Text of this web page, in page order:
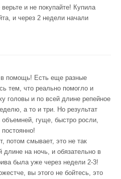
и не покупайте! Купила
и через 2 недели начали
помощь! Есть еще разные
тем, что реально помогло и
головы и по всей длине репейное
а то и три. Но результат
гуще, быстро росли,
потом смывает, это не так
длине на ночь, и обязательно в
была уже через недели 2-3!
вы этого не бойтесь, это